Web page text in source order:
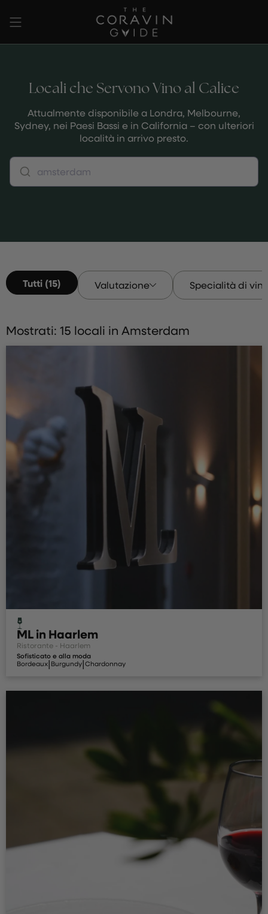
contenuto
Locali che Servono Vino al Calice
Attualmente disponibile a Londra, Melbourne,
Sydney, nei Paesi Bassi e in California – con ulteriori
località in arrivo presto.
amsterdam
Tutti (15) Valutazione Specialità di
Mostrati: 15 locali in Amsterdam
ML in Haarlem
Ristorante - Haarlem
Sofisticato e alla moda
Bordeaux| Burgundy|Chardonnay